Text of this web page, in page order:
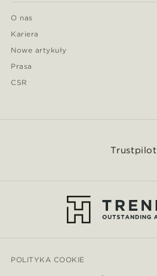
O nas
Kariera
Nowe artykuły
Prasa
CSR
Trustpilot
POLITYKA COOKIE